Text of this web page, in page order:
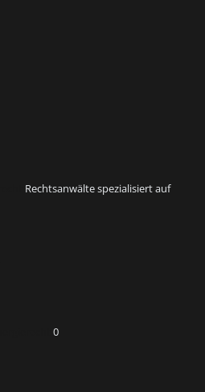
Rechtsanwälte spezialisiert auf
0